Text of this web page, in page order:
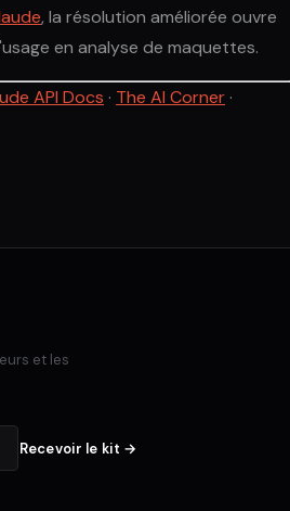
, la résolution améliorée ouvre
en analyse de maquettes.
API Docs · The AI Corner ·
et les
Recevoir le kit →